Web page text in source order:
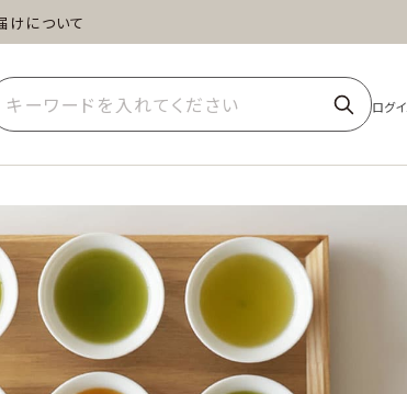
けについて
商品一覧